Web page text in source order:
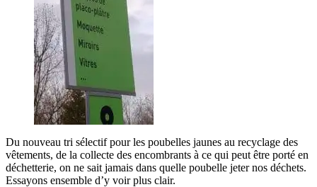
Du nouveau tri sélectif pour les poubelles jaunes au recyclage des
vêtements, de la collecte des encombrants à ce qui peut être porté en
déchetterie, on ne sait jamais dans quelle poubelle jeter nos déchets.
Essayons ensemble d’y voir plus clair.